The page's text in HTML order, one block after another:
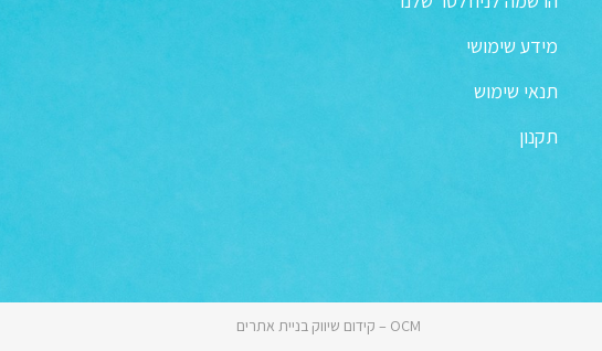
מידע שימושי
תנאי שימוש
תקנון
OCM – קידום שיווק בניית אתרים